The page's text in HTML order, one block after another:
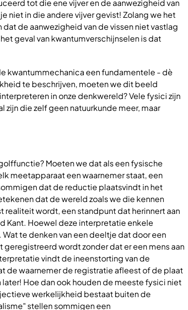
tot die ene vijver en de aanwezigheid van
niet in die andere vijver gevist! Zolang we het
de aanwezigheid van de vissen niet vastlag
geval van kwantumverschijnselen is dat
kwantummechanica een fundamentele - dè
te beschrijven, moeten we dit beeld
in onze denkwereld? Vele fysici zijn
die zelf geen natuurkunde meer, maar
Moeten we dat als een fysische
meetapparaat een waarnemer staat, een
dat de reductie plaatsvindt in het
dat de wereld zoals we die kennen
wordt, een standpunt dat herinnert aan
Kant. Hoewel deze interpretatie enkele
te denken van een deeltje dat door een
wordt zonder dat er een mens aan
vindt de ineenstorting van de
de waarnemer de registratie afleest of de plaat
Hoe dan ook houden de meeste fysici niet
werkelijkheid bestaat buiten de
stellen sommigen een